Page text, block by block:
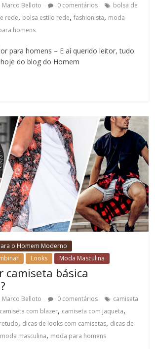
Marco Belloto 0 comentários
bolsa de
rede, bolsa estilo rede,fashionista, moda
homens
para homens – E aí querido leitor, tudo
do blog do Homem
o Homem Moderno
Looks Moda Masculina
camiseta básica
Marco Belloto 0 comentários
camiseta
camiseta com blazer, camiseta com jaqueta,
, dicas de looks com camisetas, dicas de
moda masculina, moda para homens